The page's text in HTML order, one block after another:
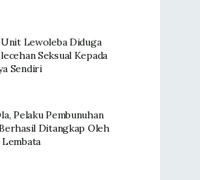
Lewoleba Diduga
Seksual Kepada
Sendiri
Pelaku Pembunuhan
Ditangkap Oleh